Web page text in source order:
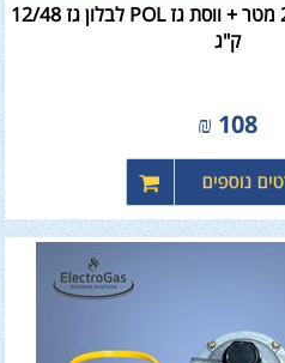
ערכת צינור גומי לגז 2 מטר + ווסת גז POL לבלון גז 12/48
ק"ג
108
₪